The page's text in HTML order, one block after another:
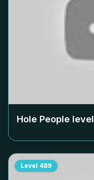
Hole People level
Level 489